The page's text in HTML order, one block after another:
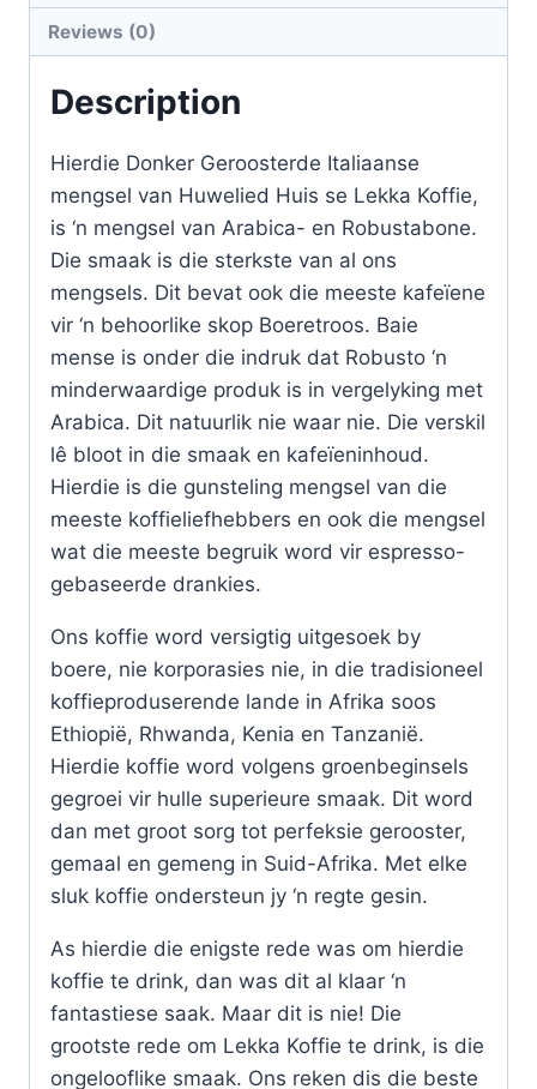
Reviews (0)
Description
Hierdie Donker Geroosterde Italiaanse
mengsel van Huwelied Huis se Lekka Koffie,
is ‘n mengsel van Arabica- en Robustabone.
Die smaak is die sterkste van al ons
mengsels. Dit bevat ook die meeste kafeïene
vir ‘n behoorlike skop Boeretroos. Baie
mense is onder die indruk dat Robusto ‘n
minderwaardige produk is in vergelyking met
Arabica. Dit natuurlik nie waar nie. Die verskil
lê bloot in die smaak en kafeïeninhoud.
Hierdie is die gunsteling mengsel van die
meeste koffieliefhebbers en ook die mengsel
wat die meeste begruik word vir espresso-
gebaseerde drankies.
Ons koffie word versigtig uitgesoek by
boere, nie korporasies nie, in die tradisioneel
koffieproduserende lande in Afrika soos
Ethiopië, Rhwanda, Kenia en Tanzanië.
Hierdie koffie word volgens groenbeginsels
gegroei vir hulle superieure smaak. Dit word
dan met groot sorg tot perfeksie gerooster,
gemaal en gemeng in Suid-Afrika. Met elke
sluk koffie ondersteun jy ‘n regte gesin.
As hierdie die enigste rede was om hierdie
koffie te drink, dan was dit al klaar ‘n
fantastiese saak. Maar dit is nie! Die
grootste rede om Lekka Koffie te drink, is die
ongelooflike smaak. Ons reken dis die beste